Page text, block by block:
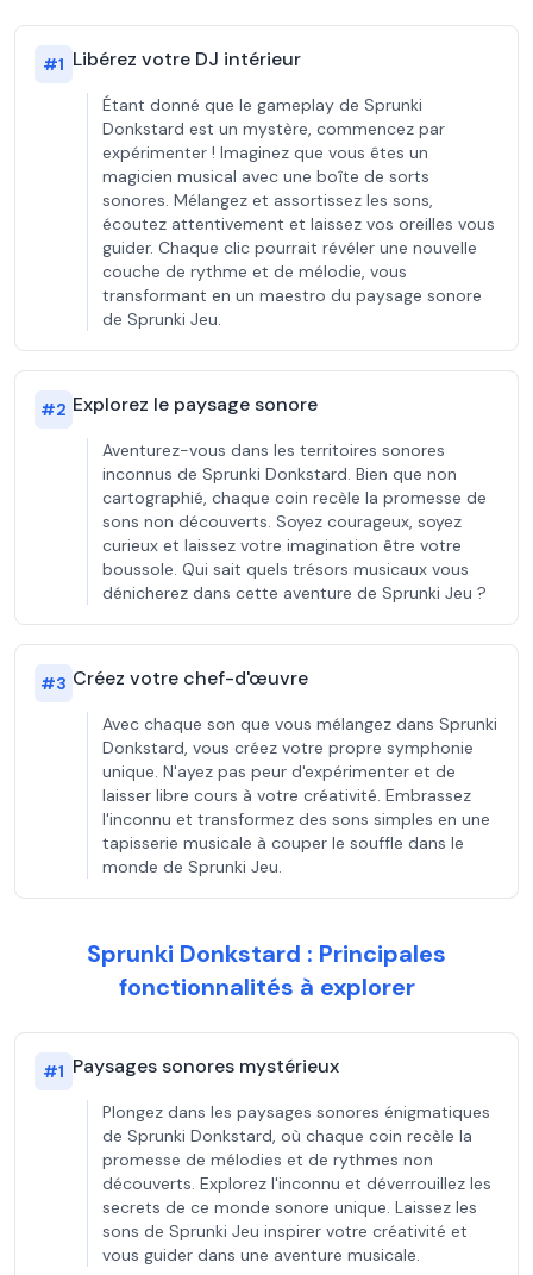
#1 Libérez votre DJ intérieur
Étant donné que le gameplay de Sprunki
Donkstard est un mystère, commencez par
expérimenter ! Imaginez que vous êtes un
magicien musical avec une boîte de sorts
sonores. Mélangez et assortissez les sons,
écoutez attentivement et laissez vos oreilles vous
guider. Chaque clic pourrait révéler une nouvelle
couche de rythme et de mélodie, vous
transformant en un maestro du paysage sonore
de Sprunki Jeu.
#2 Explorez le paysage sonore
Aventurez-vous dans les territoires sonores
inconnus de Sprunki Donkstard. Bien que non
cartographié, chaque coin recèle la promesse de
sons non découverts. Soyez courageux, soyez
curieux et laissez votre imagination être votre
boussole. Qui sait quels trésors musicaux vous
dénicherez dans cette aventure de Sprunki Jeu ?
#3 Créez votre chef-d'œuvre
Avec chaque son que vous mélangez dans Sprunki
Donkstard, vous créez votre propre symphonie
unique. N'ayez pas peur d'expérimenter et de
laisser libre cours à votre créativité. Embrassez
l'inconnu et transformez des sons simples en une
tapisserie musicale à couper le souffle dans le
monde de Sprunki Jeu.
Sprunki Donkstard : Principales
fonctionnalités à explorer
#1 Paysages sonores mystérieux
Plongez dans les paysages sonores énigmatiques
de Sprunki Donkstard, où chaque coin recèle la
promesse de mélodies et de rythmes non
découverts. Explorez l'inconnu et déverrouillez les
secrets de ce monde sonore unique. Laissez les
sons de Sprunki Jeu inspirer votre créativité et
vous guider dans une aventure musicale.